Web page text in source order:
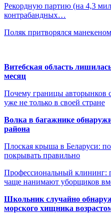
Рекордную партию (на 4,3
контрабандных…
Поляк притворялся
Витебская область
месяц
Почему границы
уже не только в своей стране
Волка в багажнике
района
Плоская крыша в Беларуси:
покрывать правильно
Профессиональный клининг:
чаще нанимают уборщиков
Школьник случайно
морского хищника